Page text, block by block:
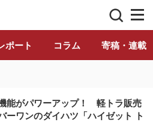
総合情報誌「フルロード」公式
ポート コラム 寄稿・連載
能がパワーアップ！ 軽トラ販売
ーワンのダイハツ「ハイゼット ト